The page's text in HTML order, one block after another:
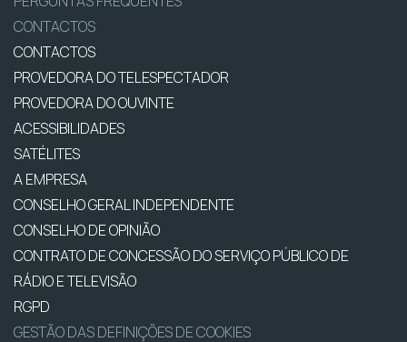
CONTACTOS
CONTACTOS
PROVEDORA DO TELESPECTADOR
PROVEDORA DO OUVINTE
ACESSIBILIDADES
SATÉLITES
A EMPRESA
CONSELHO GERAL INDEPENDENTE
CONSELHO DE OPINIÃO
CONTRATO DE CONCESSÃO DO SERVIÇO PÚBLICO DE
RÁDIO E TELEVISÃO
RGPD
GESTÃO DAS DEFINIÇÕES DE COOKIES